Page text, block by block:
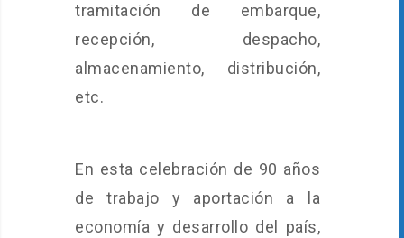
tramitación de embarque,
recepción, despacho,
almacenamiento, distribución,
etc.
En esta celebración de 90 años
de trabajo y aportación a la
economía y desarrollo del país,